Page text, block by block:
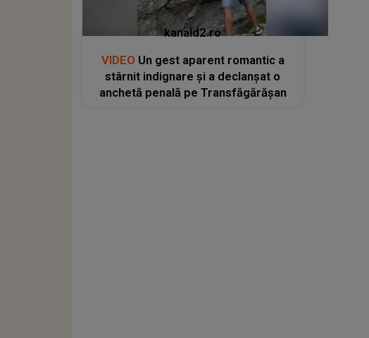
kanald2.ro
VIDEO Un gest aparent romantic a
stârnit indignare și a declanșat o
anchetă penală pe Transfăgărășan